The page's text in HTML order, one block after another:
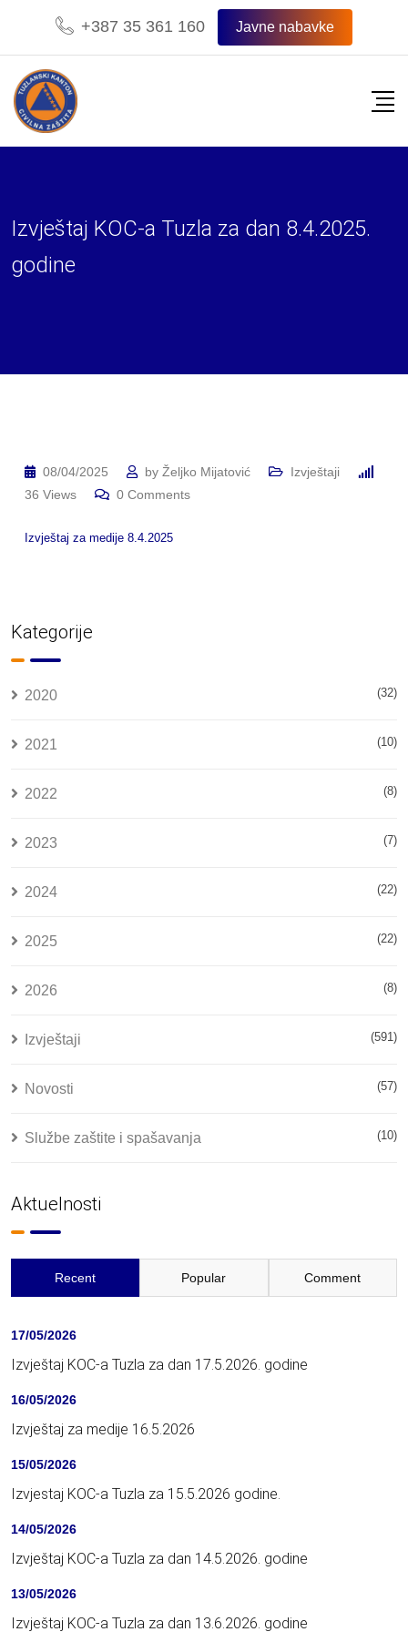
content
+387 35 361 160 Javne nabavke
Izvještaj KOC-a Tuzla za dan 8.4.2025.
godine
08/04/2025 by Željko Mijatović
Izvještaji
36 Views 0 Comments
Izvještaj za medije 8.4.2025
Kategorije
2020 (32)
2021 (10)
2022 (8)
2023 (7)
2024 (22)
2025 (22)
2026 (8)
Izvještaji (591)
Novosti (57)
Službe zaštite i spašavanja (10)
Aktuelnosti
Recent Popular Comment
17/05/2026
Izvještaj KOC-a Tuzla za dan 17.5.2026. godine
16/05/2026
Izvještaj za medije 16.5.2026
15/05/2026
Izvjestaj KOC-a Tuzla za 15.5.2026 godine.
14/05/2026
Izvještaj KOC-a Tuzla za dan 14.5.2026. godine
13/05/2026
Izvještaj KOC-a Tuzla za dan 13.6.2026. godine